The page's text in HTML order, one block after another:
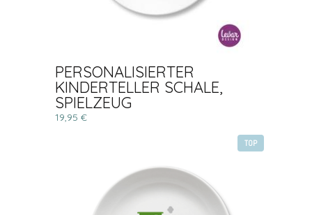
PERSONALISIERTER
KINDERTELLER SCHALE,
SPIELZEUG
19,95 €
TOP